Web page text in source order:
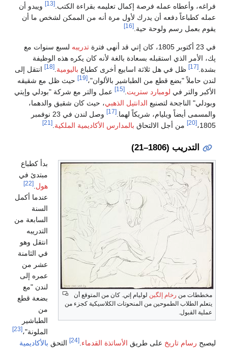
فراغه، وأعطاه عمله فرصة إكمال تعليمه بقراءة الكتب. [13]
ويبدو أن
عمله كطباعاً دفعه أن يدرك لأول مرة أنه من الممكن لشخص ما أن
يقوم بعمل رسم ولوحة حية. [16]
في 23 أكتوبر 1805، كان إتي قد أنهى فترة تدريبه لسبع سنوات مع
پك، الأمر الذي استقبله بسعادة بالغة لأنه كان يكره هذه الوظيفة
بشدة. [17] ظل في هل ثلاثة اسابيع أخرى كطباع باليومية [18]
انتقل إلى
لندن حاملاً "بضع قطع من الطباشير بالألوان"،[19]
حيث ظل مع شقيقه
الأكبر والتر في لومبارد ستريت [15]
عمل والتر مع شركة "بودلي وإيتي
وبودلي" الناجحة لتصنيع الدانتيل الذهبي، حيث كان شقيق والدهما،
والمسمى أيضاً ويليام، شريكاً لهما. [17]
وصل لندن في 23 نوفمبر
1805، [20] من أجل الالتحاق بالمدارس الأكاديمية الملكية [21]
التدريب (1806–21)
مخططات من رخام إلگين لوليام إتي. كان من المتوقع أن
يتعلم الطلاب الطموحين من المنحوتات الكلاسيكية كجزء من
عملية القبول.
بدأ كطباع
مبتدئ في
هول [22]
عندما أكمل
السنة
السابعة من
التدريبه
انتقل وهو
في الثامنة
عشر من
عمره إلى
لندن "مع
بضعة قطع
من
الطباشير
الملونة"،[23]
ليصبح رسام تاريخ على طريق الأساتذة القدماء [24] التحق بالأكاديمية